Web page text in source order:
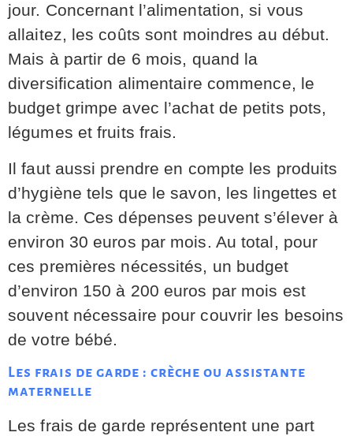
jour. Concernant l’alimentation, si vous
allaitez, les coûts sont moindres au début.
Mais à partir de 6 mois, quand la
diversification alimentaire commence, le
budget grimpe avec l’achat de petits pots,
légumes et fruits frais.
Il faut aussi prendre en compte les produits
d’hygiène tels que le savon, les lingettes et
la crème. Ces dépenses peuvent s’élever à
environ 30 euros par mois. Au total, pour
ces premières nécessités, un budget
d’environ 150 à 200 euros par mois est
souvent nécessaire pour couvrir les besoins
de votre bébé.
Les frais de garde : crèche ou assistante
maternelle
Les frais de garde représentent une part